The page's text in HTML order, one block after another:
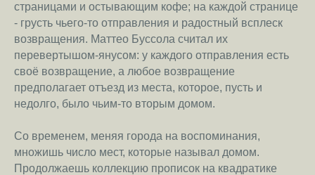
страницами и остывающим кофе; на каждой странице
- грусть чьего-то отправления и радостный всплеск
возвращения. Маттео Буссола считал их
перевертышом-янусом: у каждого отправления есть
своё возвращение, а любое возвращение
предполагает отъезд из места, которое, пусть и
недолго, было чьим-то вторым домом.
Со временем, меняя города на воспоминания,
множишь число мест, которые называл домом.
Продолжаешь коллекцию прописок на квадратике